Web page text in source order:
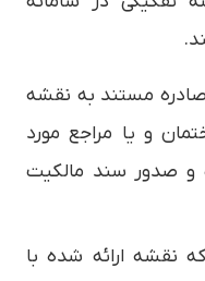
صادره مستند به نقشه
و یا مراجع مورد
و صدور سند مالکیت
که نقشه ارائه شده با